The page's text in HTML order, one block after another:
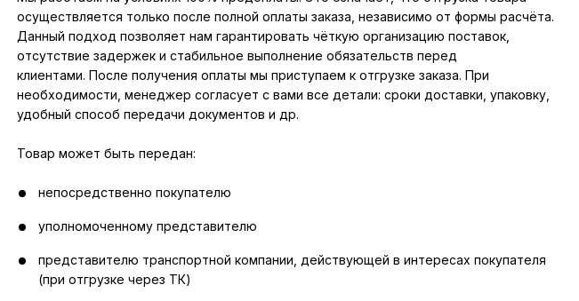
осуществляется только после полной оплаты заказа, независимо от формы расчёта.
Данный подход позволяет нам гарантировать чёткую организацию поставок,
отсутствие задержек и стабильное выполнение обязательств перед
клиентами. После получения оплаты мы приступаем к отгрузке заказа. При
необходимости, менеджер согласует с вами все детали: сроки доставки, упаковку,
удобный способ передачи документов и др.
Товар может быть передан:
непосредственно покупателю
уполномоченному представителю
представителю транспортной компании, действующей в интересах покупателя
(при отгрузке через ТК)